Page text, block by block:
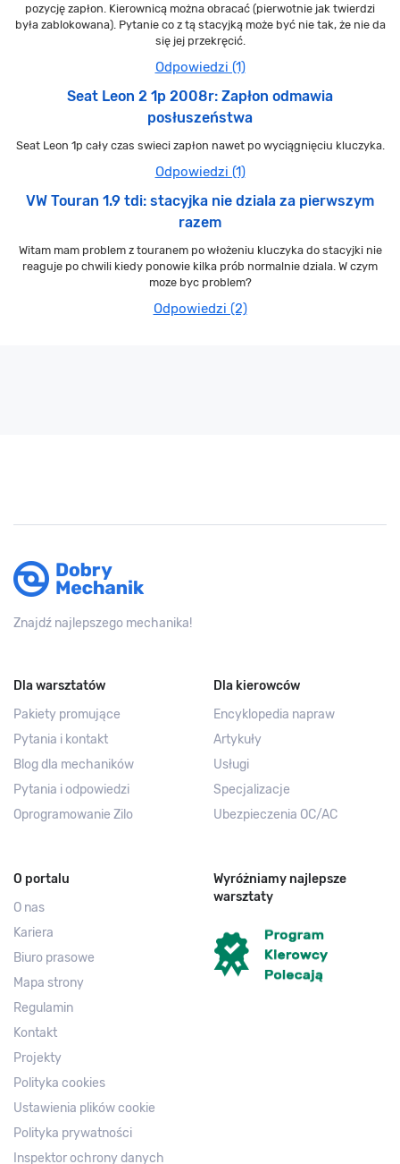
pozycję zapłon. Kierownicą można obracać (pierwotnie jak twierdzi
była zablokowana). Pytanie co z tą stacyjką może być nie tak, że nie da
się jej przekręcić.
Odpowiedzi (1)
Seat Leon 2 1p 2008r: Zapłon odmawia
posłuszeństwa
Seat Leon 1p cały czas swieci zapłon nawet po wyciągnięciu kluczyka.
Odpowiedzi (1)
VW Touran 1.9 tdi: stacyjka nie dziala za pierwszym
razem
Witam mam problem z touranem po włożeniu kluczyka do stacyjki nie
reaguje po chwili kiedy ponowie kilka prób normalnie dziala. W czym
moze byc problem?
Odpowiedzi (2)
Znajdź najlepszego mechanika!
Dla warsztatów
Pakiety promujące
Pytania i kontakt
Blog dla mechaników
Pytania i odpowiedzi
Oprogramowanie Zilo
Dla kierowców
Encyklopedia napraw
Artykuły
Usługi
Specjalizacje
Ubezpieczenia OC/AC
O portalu
O nas
Kariera
Biuro prasowe
Mapa strony
Regulamin
Kontakt
Projekty
Polityka cookies
Ustawienia plików cookie
Polityka prywatności
Inspektor ochrony danych
Wyróżniamy najlepsze
warsztaty